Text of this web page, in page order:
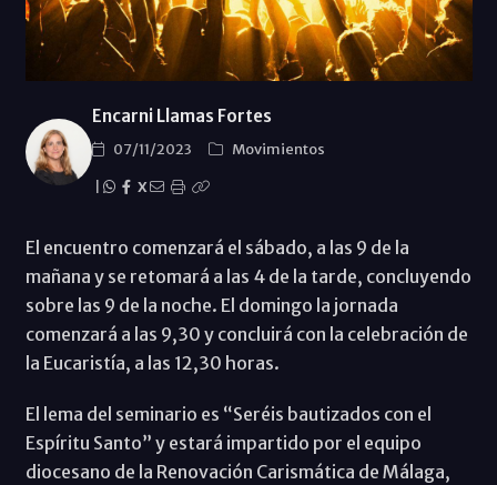
Encarni Llamas Fortes
07/11/2023
Movimientos
X
El encuentro comenzará el sábado, a las 9 de la
mañana y se retomará a las 4 de la tarde, concluyendo
sobre las 9 de la noche. El domingo la jornada
comenzará a las 9,30 y concluirá con la celebración de
la Eucaristía, a las 12,30 horas.
El lema del seminario es “Seréis bautizados con el
Espíritu Santo” y estará impartido por el equipo
diocesano de la Renovación Carismática de Málaga,